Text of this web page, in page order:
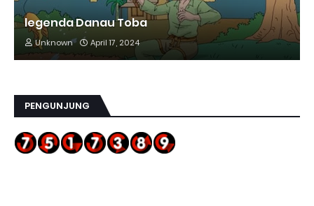
legenda Danau Toba
Unknown April 17, 2024
PENGUNJUNG